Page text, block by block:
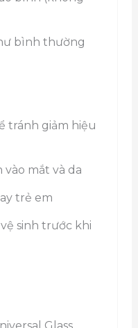
bình thường
tránh giảm hiệu
mắt và da
trẻ em
sinh trước khi